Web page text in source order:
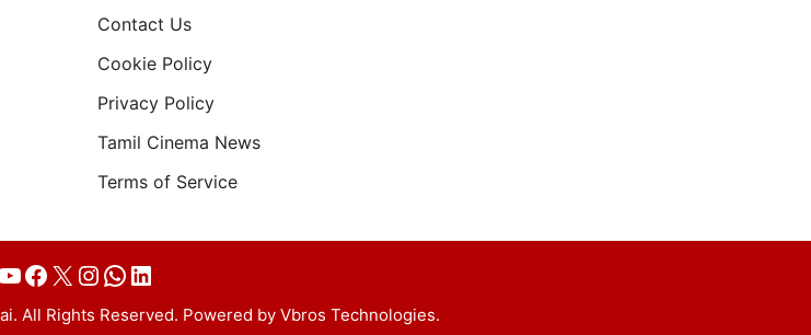
Contact Us
Cookie Policy
Privacy Policy
Tamil Cinema News
Terms of Service
YouTube
Facebook
X Instagram
WhatsApp
LinkedIn
All Rights Reserved. Powered by Vbros Technologies.